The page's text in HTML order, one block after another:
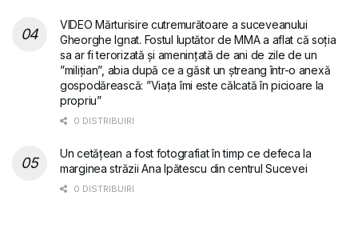
VIDEO Mărturisire cutremurătoare a suceveanului
Gheorghe Ignat. Fostul luptător de MMA a aflat că soția
sa ar fi terorizată și amenințată de ani de zile de un
”milițian”, abia după ce a găsit un ștreang într-o anexă
gospodărească: ”Viața îmi este călcată în picioare la
propriu”
0 DISTRIBUIRI
Un cetățean a fost fotografiat în timp ce defeca la
marginea străzii Ana Ipătescu din centrul Sucevei
0 DISTRIBUIRI